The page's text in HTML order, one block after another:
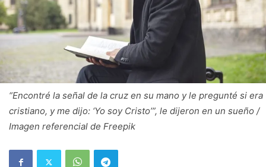
“Encontré la señal de la cruz en su mano y le pregunté si era
cristiano, y me dijo: ‘Yo soy Cristo’”, le dijeron en un sueño /
Imagen referencial de Freepik